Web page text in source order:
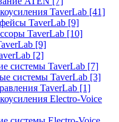
TaverLab [41]
TaverLab [9]
TaverLab [10]
[9]
[2]
системы TaverLab [7]
системы TaverLab [3]
TaverLab [1]
Electro-Voice